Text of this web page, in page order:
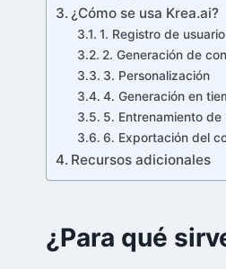
¿Cómo se usa Krea.ai?
1. Registro de usuario
2. Generación de
3. Personalización
4. Generación en
5. Entrenamiento de
6. Exportación del
Recursos adicionales
¿Para qué